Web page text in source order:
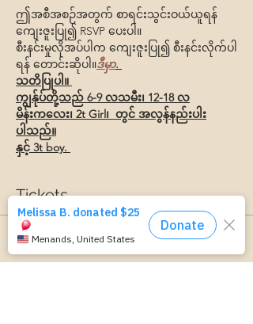
ဤအစီအစဉ်အတွက် စာရင်းသွင်းဝယ်ယူရန်
ကျေးဇူးပြု၍ RSVP ပေးပါ။
စီးနင်းမှုလိုအပ်ပါက ကျေးဇူးပြု၍ စီးနင်းလိုက်ပါ
ရန် တောင်းဆိုပါ။ဒီမှာ.
သတိပြုပါ။
ကျွန်ုပ်တို့သည် 6-9 လသမီး၊ 12-18 လ
မိန်းကလေး၊ 2t Girl၊  တွင် အလွန်နည်းပါး
ပါသည်။
နှင့် 3t boy.
Tickets
Sale ended